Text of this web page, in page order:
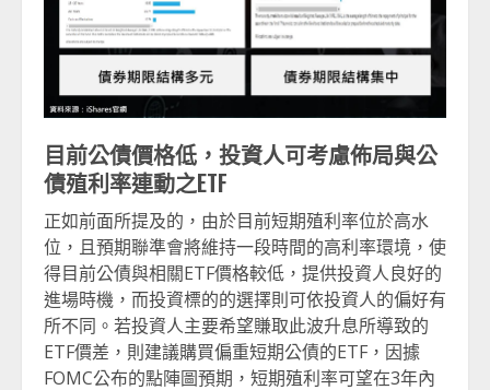
目前公債價格低，投資人可考慮佈局與公
債殖利率連動之ETF
正如前面所提及的，由於目前短期殖利率位於高水
位，且預期聯準會將維持一段時間的高利率環境，使
得目前公債與相關ETF價格較低，提供投資人良好的
進場時機，而投資標的的選擇則可依投資人的偏好有
所不同。若投資人主要希望賺取此波升息所導致的
ETF價差，則建議購買偏重短期公債的ETF，因據
FOMC公布的點陣圖預期，短期殖利率可望在3年內